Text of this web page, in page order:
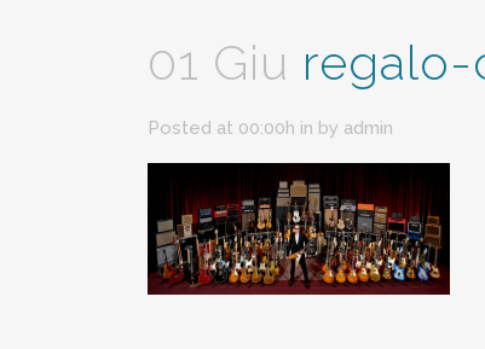
01 Giu regalo-
Posted at 00:00h in by admin